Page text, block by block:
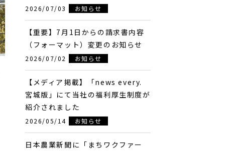
2026/07/03 お知らせ
【重要】7月1日からの請求書内容
（フォーマット）変更のお知らせ
2026/07/02 お知らせ
【メディア掲載】「news every.
宮城版」にて当社の福利厚生制度が
紹介されました
2026/05/14 お知らせ
日本農業新聞に「まちワクファー